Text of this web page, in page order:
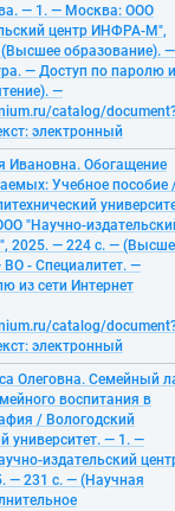
— 1. — Москва: ООО
центр ИНФРА-М",
образование). —
— Доступ по паролю
—
catalog/
электронный
Ивановна. Обогащение
Учебное пособие
"Научно-
2025. — 224 с. —
ВО - Специалитет. —
из сети Интернет
catalog/
электронный
Олеговна. Семейный
воспитания в
/ Вологодский
университет. — 1. —
издательский
— 231 с. — (Научная